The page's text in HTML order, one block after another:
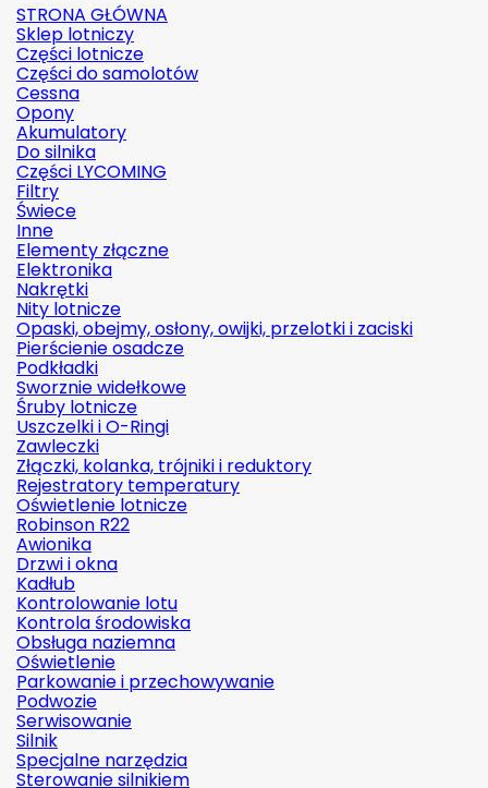
STRONA GŁÓWNA
Sklep lotniczy
Części lotnicze
Części do samolotów
Cessna
Opony
Akumulatory
Do silnika
Części LYCOMING
Filtry
Świece
Inne
Elementy złączne
Elektronika
Nakrętki
Nity lotnicze
Opaski, obejmy, osłony, owijki, przelotki i zaciski
Pierścienie osadcze
Podkładki
Sworznie widełkowe
Śruby lotnicze
Uszczelki i O-Ringi
Zawleczki
Złączki, kolanka, trójniki i reduktory
Rejestratory temperatury
Oświetlenie lotnicze
Robinson R22
Awionika
Drzwi i okna
Kadłub
Kontrolowanie lotu
Kontrola środowiska
Obsługa naziemna
Oświetlenie
Parkowanie i przechowywanie
Podwozie
Serwisowanie
Silnik
Specjalne narzędzia
Sterowanie silnikiem